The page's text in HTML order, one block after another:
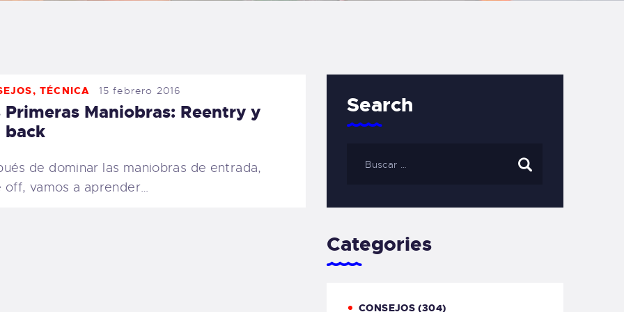
CARRITO
FAMILY
,TÉCNICA 15 febrero 2016
Primeras Maniobras: Reentry y
back
de dominar las maniobras de entrada,
off, vamos a aprender…
Search
Categories
CONSEJOS (304)